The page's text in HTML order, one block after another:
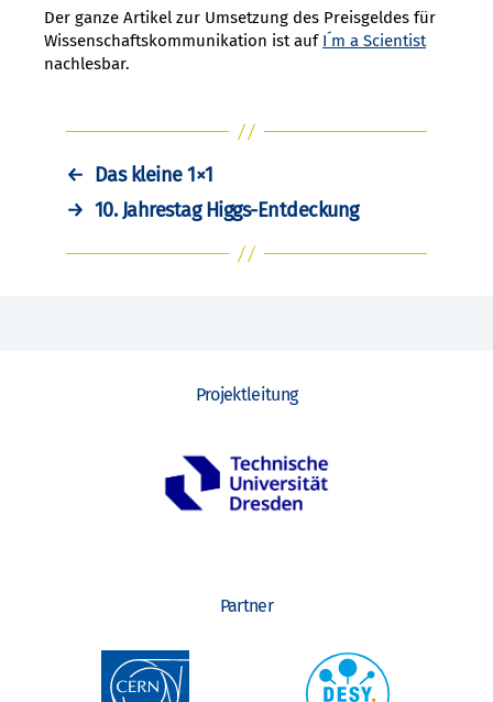
Der ganze Artikel zur Umsetzung des Preisgeldes für
Wissenschaftskommunikation ist auf I´ m a Scientist
nachlesbar.
← Das kleine 1×1
→ 10. Jahrestag Higgs-Entdeckung
Projektleitung
Partner